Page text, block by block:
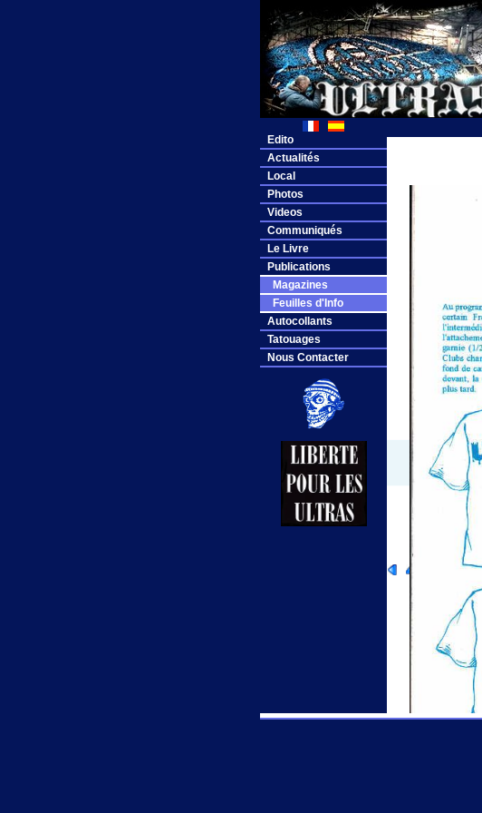
Edito
Actualités
Local
Photos
Videos
Communiqués
Le Livre
Publications
Magazines
Feuilles d'Info
Autocollants
Tatouages
Nous Contacter